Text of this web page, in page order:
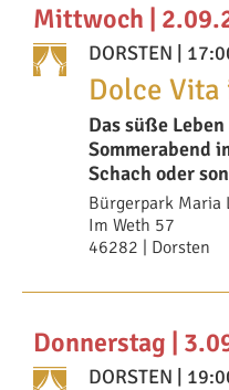
Mittwoch |
DORSTEN |
Dolce
Das süße
Sommerabend
Schach oder
Getränk dazu, vi
Bürgerpark Maria
Im Weth 57
46282 | Dorsten
Donnerstag |
DORSTEN |